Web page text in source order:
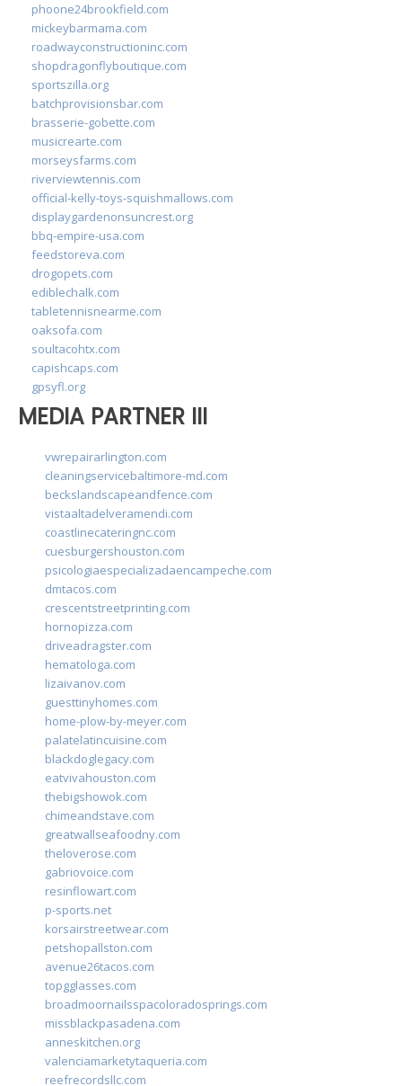
phoone24brookfield.com
mickeybarmama.com
roadwayconstructioninc.com
shopdragonflyboutique.com
sportszilla.org
batchprovisionsbar.com
brasserie-gobette.com
musicrearte.com
morseysfarms.com
riverviewtennis.com
official-kelly-toys-squishmallows.com
displaygardenonsuncrest.org
bbq-empire-usa.com
feedstoreva.com
drogopets.com
ediblechalk.com
tabletennisnearme.com
oaksofa.com
soultacohtx.com
capishcaps.com
gpsyfl.org
MEDIA PARTNER III
vwrepairarlington.com
cleaningservicebaltimore-md.com
beckslandscapeandfence.com
vistaaltadelveramendi.com
coastlinecateringnc.com
cuesburgershouston.com
psicologiaespecializadaencampeche.com
dmtacos.com
crescentstreetprinting.com
hornopizza.com
driveadragster.com
hematologa.com
lizaivanov.com
guesttinyhomes.com
home-plow-by-meyer.com
palatelatincuisine.com
blackdoglegacy.com
eatvivahouston.com
thebigshowok.com
chimeandstave.com
greatwallseafoodny.com
theloverose.com
gabriovoice.com
resinflowart.com
p-sports.net
korsairstreetwear.com
petshopallston.com
avenue26tacos.com
topgglasses.com
broadmoornailsspacoloradosprings.com
missblackpasadena.com
anneskitchen.org
valenciamarketytaqueria.com
reefrecordsllc.com